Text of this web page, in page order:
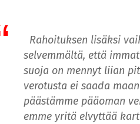
Rahoituksen lisäksi
selvemmältä, että
suoja on mennyt liian
verotusta ei saada
päästämme pääoman
emme yritä elvyttää